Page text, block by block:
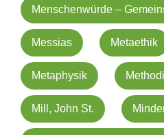
Menschenwürde –
Messias Metaethik
Metaphysik
Mill, John St.